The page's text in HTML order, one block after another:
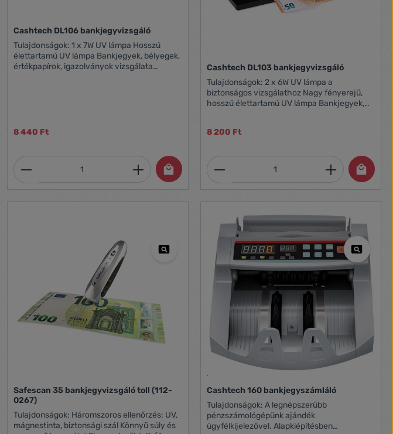
a kívánt mennyiséget, vagy használja a gombokat a
Cashtech DL106 bankjegyvizsgáló
Tulajdonságok: 1 x 7W UV lámpa Hosszú
élettartamú UV lámpa Bankjegyek, bélyegek,
értékpapírok, igazolványok vizsgálata
8 440 Ft
Termékmennyiség: Adja meg a kívánt mennyiséget, vagy
Cashtech DL103 bankjegyvizsgáló
Tulajdonságok: 2 x 6W UV lámpa a
biztonságos vizsgálathoz Nagy fényerejű,
hosszú élettartamú UV lámpa Bankjegyek,
Tápfeszültség: 230V Méretek: 270 x 120 x
8 200 Ft
Termékmennyiség: Adja
Safescan 35 bankjegyvizsgáló toll (112-
0267)
Tulajdonságok: Háromszoros ellenőrzés: UV,
mágnestinta, biztonsági szál Könnyű súly és
Cashtech 160 bankjegyszámláló
Tulajdonságok: A legnépszerűbb
pénzszámológépünk ajándék
ügyfélkijelezővel. Alapkiépítésben